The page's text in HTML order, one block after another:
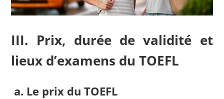
III. Prix, durée de validité et
lieux d’examens du TOEFL
a. Le prix du TOEFL